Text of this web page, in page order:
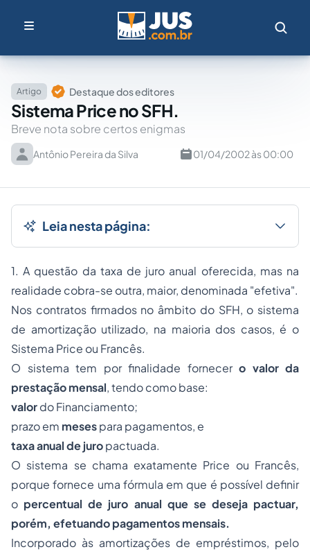
Artigo Destaque dos editores
Sistema Price no SFH.
Breve nota sobre certos enigmas
Antônio Pereira da Silva 01/04/2002 às 00:00
Leia nesta página:
1. A questão da taxa de juro anual oferecida, mas na
realidade cobra-se outra, maior, denominada "efetiva".
Nos contratos firmados no âmbito do SFH, o sistema
de amortização utilizado, na maioria dos casos, é o
Sistema Price ou Francês.
O sistema tem por finalidade fornecer o valor da
prestação mensal, tendo como base:
valordo Financiamento;
prazo em mesespara pagamentos, e
taxa anual de juropactuada.
O sistema se chama exatamente Price ou Francês,
porque fornece uma fórmula em que é possível definir
o percentual de juro anual que se deseja pactuar,
porém, efetuando pagamentos mensais.
Incorporado às amortizações de empréstimos, pelo